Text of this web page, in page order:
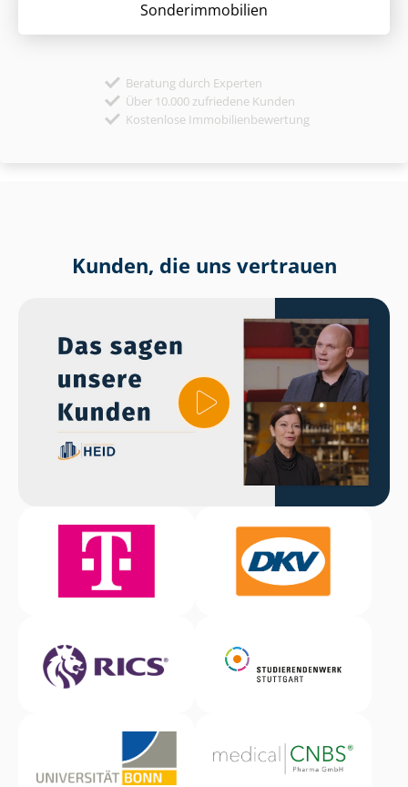
Sonder­immobilien
Beratung durch Experten
Über 10.000 zufriedene Kunden
Kostenlose Immobilienbewertung
Kunden, die uns vertrauen